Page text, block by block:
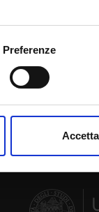
posizione
momento
servizi.
Preferenze